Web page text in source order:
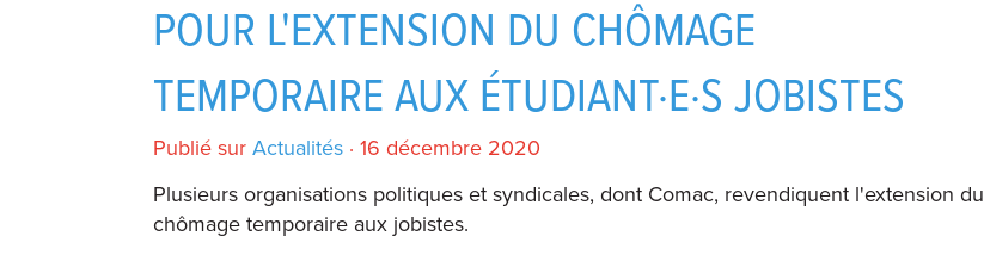
POUR L'EXTENSION DU CHÔMAGE
TEMPORAIRE AUX ÉTUDIANT·E·S JOBISTES
Publié sur Actualités· 16 décembre 2020
Plusieurs organisations politiques et syndicales, dont Comac, revendiquent l'extension du
chômage temporaire aux jobistes.